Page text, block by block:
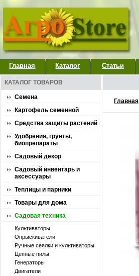
Главная Каталог Статьи
КАТАЛОГ ТОВАРОВ
Семена
Картофель семенной
Средства защиты растений
Удобрения, грунты,
биопрепараты
Садовый декор
Садовый инвентарь и
аксессуары
Теплицы и парники
Товары для дома
Садовая техника
Культиваторы
Опрыскиватели
Ручные сеялки и культиваторы
Цепные пилы
Генераторы
Двигатели
Главная